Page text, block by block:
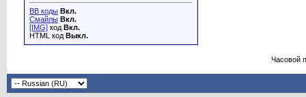
BB коды Вкл.
Смайлы Вкл.
[IMG] код Вкл.
HTML код Выкл.
Часовой